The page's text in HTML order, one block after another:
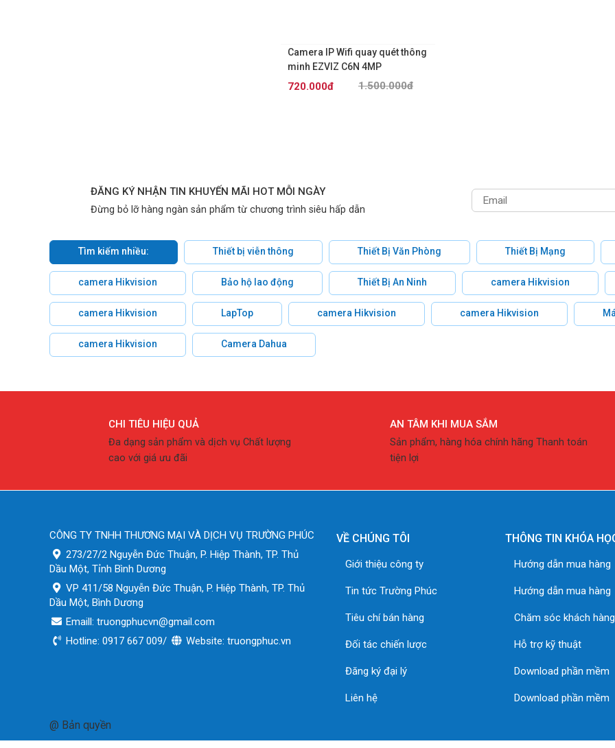
Camera IP Wifi quay quét thông
minh EZVIZ C6N 4MP
1.500.000đ
720.000đ
ĐĂNG KÝ NHẬN TIN KHUYẾN MÃI HOT MỖI NGÀY
Đừng bỏ lỡ hàng ngàn sản phẩm từ chương trình siêu hấp dẫn
Tìm kiếm nhiều: Thiết bị viễn thông Thiết Bị Văn Phòng Thiết Bị Mạng
camera Hikvision Bảo hộ lao động Thiết Bị An Ninh camera Hikvision
camera Hikvision LapTop camera Hikvision camera Hikvision
camera Hikvision Camera Dahua
CHI TIÊU HIỆU QUẢ
Đa dạng sản phẩm và dịch vụ Chất lượng
cao với giá ưu đãi
AN TÂM KHI MUA SẮM
Sản phẩm, hàng hóa chính hãng Thanh toán
tiện lợi
CÔNG TY TNHH THƯƠNG MẠI VÀ DỊCH VỤ TRƯỜNG PHÚC
273/27/2 Nguyễn Đức Thuận, P. Hiệp Thành, TP. Thủ
Dầu Một, Tỉnh Bình Dương
VP 411/58 Nguyễn Đức Thuận, P. Hiệp Thành, TP. Thủ
Dầu Một, Bình Dương
Emaill: truongphucvn@gmail.com
Hotline: 0917 667 009/
Website: truongphuc.vn
VỀ CHÚNG TÔI
Giới thiệu công ty
Tin tức Trường Phúc
Tiêu chí bán hàng
Đối tác chiến lược
Đăng ký đại lý
Liên hệ
THÔNG TIN KHÓA
Hướng dẫn mua hàng
Hướng dẫn mua hàng
Chăm sóc khách hàng
Hỗ trợ kỹ thuật
Download phần mềm
Download phần mềm
@ Bản quyền